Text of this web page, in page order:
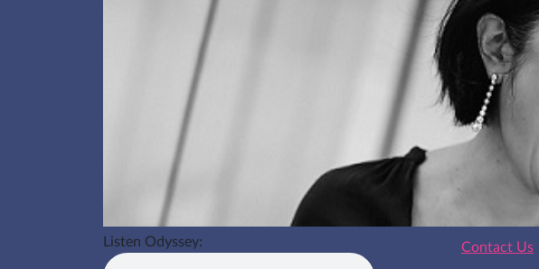
Listen Odyssey: Contact Us